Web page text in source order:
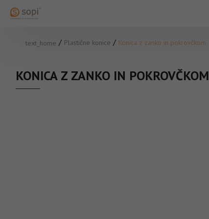
text_home Plastične konice Konica z zanko in pokrovčkom
KONICA Z ZANKO IN POKROVČKOM